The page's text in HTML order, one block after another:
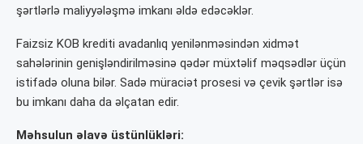
şərtlərlə maliyyələşmə imkanı əldə edəcəklər.
Faizsiz KOB krediti avadanlıq yenilənməsindən xidmət
sahələrinin genişləndirilməsinə qədər müxtəlif məqsədlər üçün
istifadə oluna bilər. Sadə müraciət prosesi və çevik şərtlər isə
bu imkanı daha da əlçatan edir.
Məhsulun əlavə üstünlükləri: